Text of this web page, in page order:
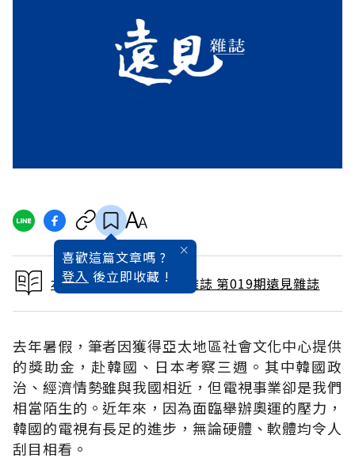
喜歡這篇文章嗎 ?
登入 後立即收藏 !
本文出自 1988 / 1月號雜誌 第019期遠見雜誌
去年暑假，筆者因獲得亞太地區社會文化中心提供
的獎助金，赴韓國、日本考察三週。其中韓國政
治、經濟情勢雖與我國相近，但電視事業卻是我們
相當陌生的。近年來，因為面臨舉辦奧運的壓力，
韓國的電視有長足的進步，無論硬體、軟體均令人
刮目相看。